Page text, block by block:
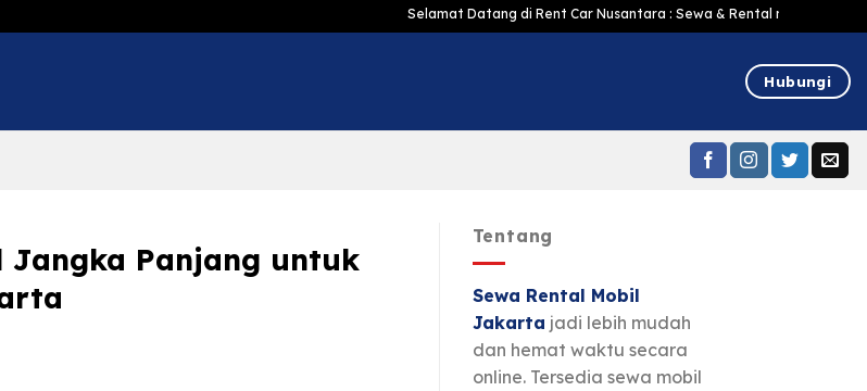
Selamat Datang di Rent Car Nusantara : Sewa & Rental mobil Jakarta Murah
Hubungi
Jangka Panjang untuk
Tentang
Sewa Rental Mobil
Jakarta jadi lebih mudah
dan hemat waktu secara
online. Tersedia sewa mobil